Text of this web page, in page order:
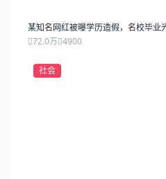
某知名网红被曝学历造假，名校毕业
72.0万 4900
社会